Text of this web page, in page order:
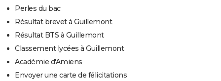
Perles du bac
Résultat brevet à Guillemont
Résultat BTS à Guillemont
Classement lycées à Guillemont
Académie d'Amiens
Envoyer une carte de félicitations